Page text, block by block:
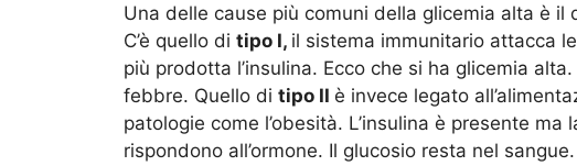
Una delle cause più comuni della glicemia alta è
C’è quello di tipo I, il sistema immunitario attacca
più prodotta l’insulina. Ecco che si ha glicemia
febbre. Quello di tipo II è invece legato
patologie come l’obesità. L’insulina è presente
rispondono all’ormone. Il glucosio resta nel sangue.